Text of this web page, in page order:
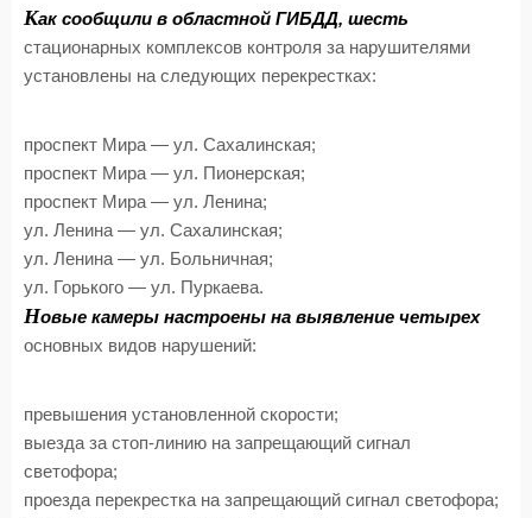
Как сообщили в областной ГИБДД, шесть
стационарных комплексов контроля за нарушителями
установлены на следующих перекрестках:
проспект Мира — ул. Сахалинская;
проспект Мира — ул. Пионерская;
проспект Мира — ул. Ленина;
ул. Ленина — ул. Сахалинская;
ул. Ленина — ул. Больничная;
ул. Горького — ул. Пуркаева.
Новые камеры настроены на выявление четырех
основных видов нарушений:
превышения установленной скорости;
выезда за стоп-линию на запрещающий сигнал
светофора;
проезда перекрестка на запрещающий сигнал светофора;